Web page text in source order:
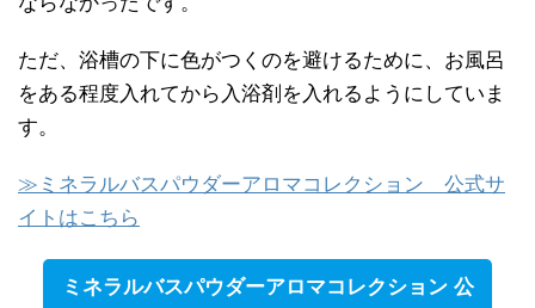
ただ、浴槽の下に色がつくのを避けるために、お風呂
をある程度入れてから入浴剤を入れるようにしていま
す。
≫ミネラルバスパウダーアロマコレクション 公式サ
イトはこちら
ミネラルバスパウダーアロマコレクション 公